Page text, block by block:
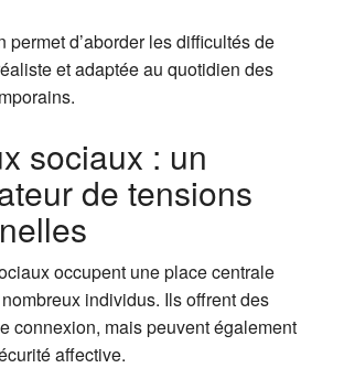
permet d’aborder les difficultés de
et adaptée au quotidien des
sociaux : un
de tensions
occupent une place centrale
individus. Ils offrent des
connexion, mais peuvent également
affective.